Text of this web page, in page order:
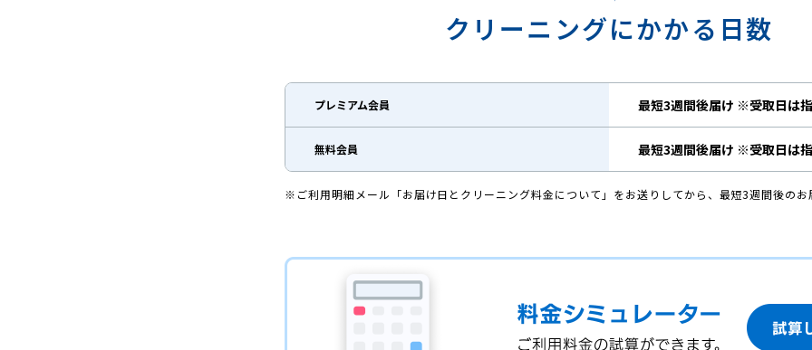
クリーニングにかかる日数
プレミアム会員 最短3週間後届け ※受取日は
無料会員 最短3週間後届け ※受取日は
※ご利用明細メール「お届け日とクリーニング料金について」をお送りしてから、最短3週間後のお